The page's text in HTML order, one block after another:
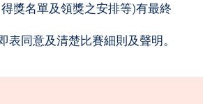
獎名單及領獎之安排等)有最終
同意及清楚比賽細則及聲明。